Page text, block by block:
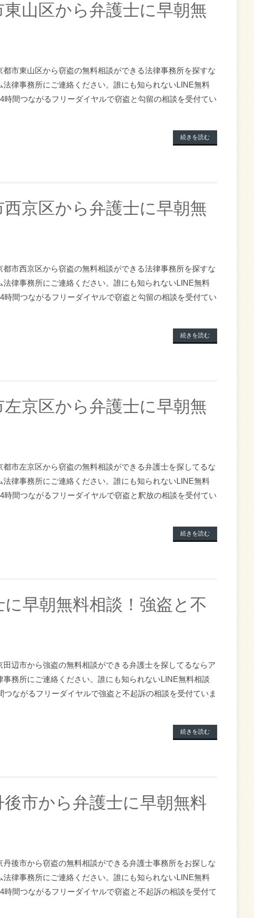
山区から弁護士に早朝無
都市東山区から窃盗の無料相談ができる法律事務所を探すな
法律事務所にご連絡ください。誰にも知られないLINE無料
時間つながるフリーダイヤルで窃盗と勾留の相談を受付てい
続きを読む
京区から弁護士に早朝無
都市西京区から窃盗の無料相談ができる法律事務所を探すな
法律事務所にご連絡ください。誰にも知られないLINE無料
時間つながるフリーダイヤルで窃盗と勾留の相談を受付てい
続きを読む
京区から弁護士に早朝無
都市左京区から窃盗の無料相談ができる弁護士を探してるな
法律事務所にご連絡ください。誰にも知られないLINE無料
時間つながるフリーダイヤルで窃盗と釈放の相談を受付てい
続きを読む
早朝無料相談！強盗と不
田辺市から強盗の無料相談ができる弁護士を探してるならア
事務所にご連絡ください。誰にも知られないLINE無料相談
つながるフリーダイヤルで強盗と不起訴の相談を受付ていま
続きを読む
市から弁護士に早朝無料
丹後市から窃盗の無料相談ができる弁護士事務所をお探しな
法律事務所にご連絡ください。誰にも知られないLINE無料
時間つながるフリーダイヤルで窃盗と不起訴の相談を受付て